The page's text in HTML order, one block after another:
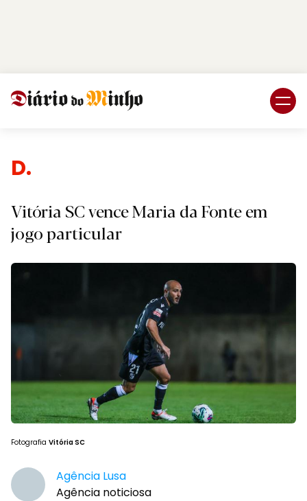
Despo
Vitória SC vence Maria da Fonte em
jogo particular
Fotografia Vitória SC
Agência Lusa
Agência noticiosa